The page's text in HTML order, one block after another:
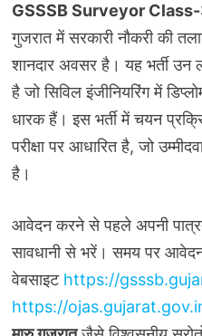
GSSSB Surveyor
गुजरात में सरकारी नौकरी की
शानदार अवसर है। यह भर्ती
है जो सिविल इंजीनियरिंग में
धारक हैं। इस भर्ती में चयन
परीक्षा पर आधारित है, जो
है।
आवेदन करने से पहले अपनी
सावधानी से भरें। समय पर
वेबसाइट https://
https://